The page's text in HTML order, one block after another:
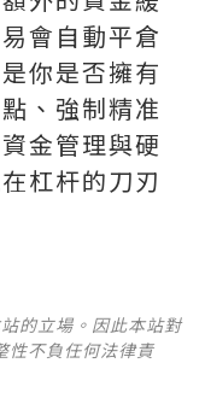
會自動平倉
你是否擁有
、強制精准
金管理與硬
杠杆的刀刃
的立場。因此本站對
性不負任何法律責